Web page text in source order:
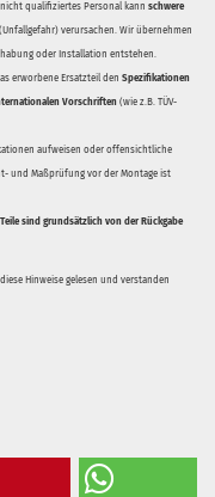
qualifiziertes Personal kann schwere
(Unfallgefahr) verursachen. Wir übernehmen
oder Installation entstehen.
erworbene Ersatzteil den Spezifikationen
Vorschriften (wie z.B. TÜV-
aufweisen oder offensichtliche
und Maßprüfung vor der Montage ist
sind grundsätzlich von der Rückgabe
Hinweise gelesen und verstanden